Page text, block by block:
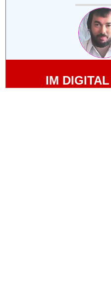
IM